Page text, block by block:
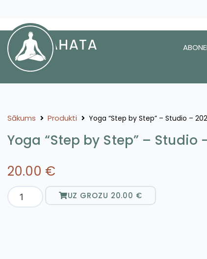
Sākums Produkti Yoga “Step by Step” – Studio –
Yoga “Step by Step” – Studio
20.00 €
UZ GROZU 20.00 €